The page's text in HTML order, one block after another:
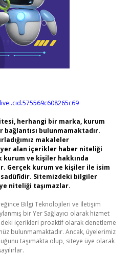
herhangi bir marka, kurum
bulunmamaktadır.
makaleler
yer alan içerikler haber niteliği
kurum ve kişiler hakkında
Gerçek kurum ve kişiler ile isim
Sitemizdeki bilgiler
niteliği taşımazlar.
Bilgi Teknolojileri ve İletişim
bir Yer Sağlayıcı olarak hizmet
içerikleri proaktif olarak denetleme
bulunmamaktadır. Ancak, üyelerimiz
taşımakta olup, siteye üye olarak